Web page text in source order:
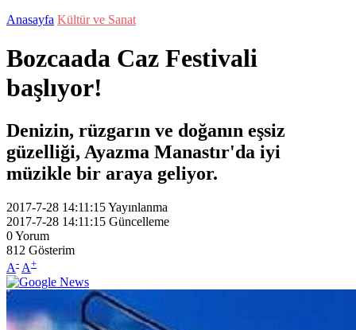
Anasayfa Kültür ve Sanat
Bozcaada Caz Festivali
başlıyor!
Denizin, rüzgarın ve doğanın eşsiz
güzelliği, Ayazma Manastır'da iyi
müzikle bir araya geliyor.
2017-7-28 14:11:15Yayınlanma
2017-7-28 14:11:15 Güncelleme
0Yorum
812 Gösterim
A- A+